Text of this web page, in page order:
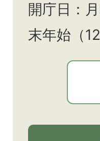
開庁日：
末年始（